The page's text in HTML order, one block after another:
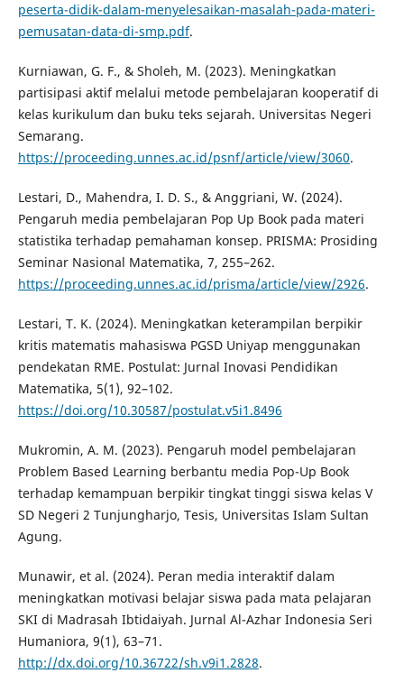
peserta-didik-dalam-menyelesaikan-masalah-pada-materi-
pemusatan-data-di-smp.pdf.
Kurniawan, G. F., & Sholeh, M. (2023). Meningkatkan
partisipasi aktif melalui metode pembelajaran kooperatif di
kelas kurikulum dan buku teks sejarah. Universitas Negeri
Semarang.
https://proceeding.unnes.ac.id/psnf/article/view/3060.
Lestari, D., Mahendra, I. D. S., & Anggriani, W. (2024).
Pengaruh media pembelajaran Pop Up Book pada materi
statistika terhadap pemahaman konsep. PRISMA: Prosiding
Seminar Nasional Matematika, 7, 255–262.
https://proceeding.unnes.ac.id/prisma/article/view/2926.
Lestari, T. K. (2024). Meningkatkan keterampilan berpikir
kritis matematis mahasiswa PGSD Uniyap menggunakan
pendekatan RME. Postulat: Jurnal Inovasi Pendidikan
Matematika, 5(1), 92–102.
https://doi.org/10.30587/postulat.v5i1.8496
Mukromin, A. M. (2023). Pengaruh model pembelajaran
Problem Based Learning berbantu media Pop-Up Book
terhadap kemampuan berpikir tingkat tinggi siswa kelas V
SD Negeri 2 Tunjungharjo, Tesis, Universitas Islam Sultan
Agung.
Munawir, et al. (2024). Peran media interaktif dalam
meningkatkan motivasi belajar siswa pada mata pelajaran
SKI di Madrasah Ibtidaiyah. Jurnal Al-Azhar Indonesia Seri
Humaniora, 9(1), 63–71.
http://dx.doi.org/10.36722/sh.v9i1.2828.